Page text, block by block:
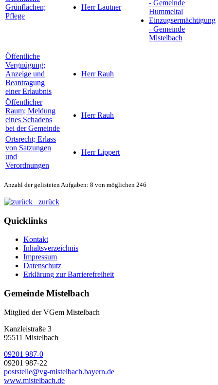
Grünflächen;
Pflege
Herr Lautner
- Gemeinde
Hummeltal
Einzugsermächtigung
- Gemeinde
Mistelbach
Öffentliche
Vergnügung;
Anzeige und
Beantragung
einer Erlaubnis
Herr Rauh
Öffentlicher
Raum; Meldung
eines Schadens
bei der Gemeinde
Herr Rauh
Ortsrecht; Erlass
von Satzungen
und
Verordnungen
Herr Lippert
Anzahl der gelisteten Aufgaben: 8 von möglichen 246
zurück
Quicklinks
Kontakt
Inhaltsverzeichnis
Impressum
Datenschutz
Erklärung zur Barrierefreiheit
Gemeinde Mistelbach
Mitglied der VGem Mistelbach
Kanzleistraße 3
95511 Mistelbach
09201 987-0
09201 987-22
poststelle@vg-mistelbach.bayern.de
www.mistelbach.de